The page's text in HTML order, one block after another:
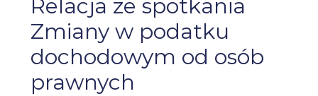
Relacja ze spotkania
Zmiany w podatku
dochodowym od osób
prawnych